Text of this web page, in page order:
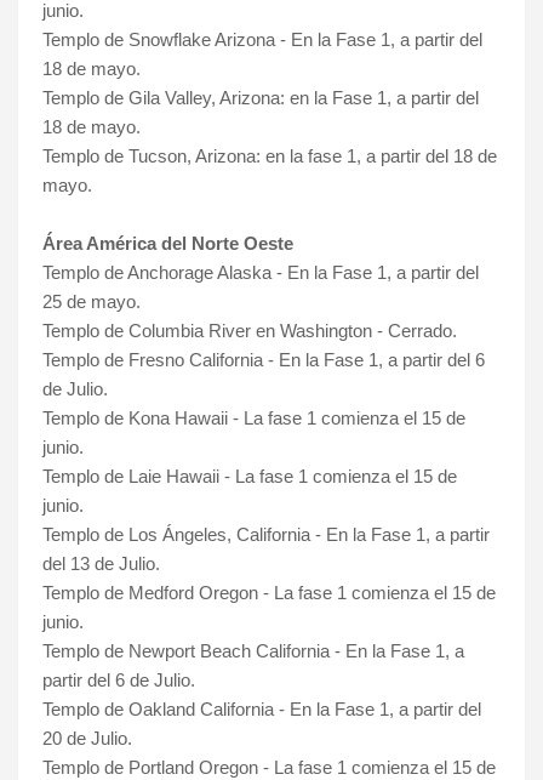
junio.
Templo de Snowflake Arizona - En la Fase 1, a partir del
18 de mayo.
Templo de Gila Valley, Arizona: en la Fase 1, a partir del
18 de mayo.
Templo de Tucson, Arizona: en la fase 1, a partir del 18 de
mayo.
Área América del Norte Oeste
Templo de Anchorage Alaska - En la Fase 1, a partir del
25 de mayo.
Templo de Columbia River en Washington - Cerrado.
Templo de Fresno California - En la Fase 1, a partir del 6
de Julio.
Templo de Kona Hawaii - La fase 1 comienza el 15 de
junio.
Templo de Laie Hawaii - La fase 1 comienza el 15 de
junio.
Templo de Los Ángeles, California - En la Fase 1, a partir
del 13 de Julio.
Templo de Medford Oregon - La fase 1 comienza el 15 de
junio.
Templo de Newport Beach California - En la Fase 1, a
partir del 6 de Julio.
Templo de Oakland California - En la Fase 1, a partir del
20 de Julio.
Templo de Portland Oregon - La fase 1 comienza el 15 de